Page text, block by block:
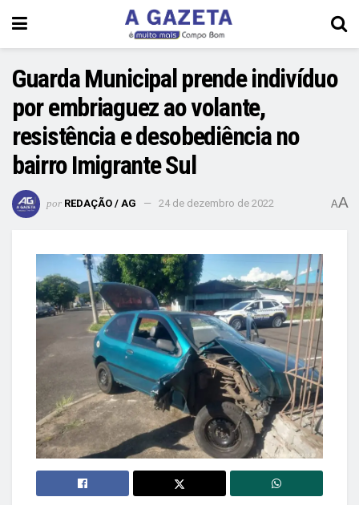
Guarda Municipal prende indivíduo
por embriaguez ao volante,
resistência e desobediência no
bairro Imigrante Sul
por REDAÇÃO / AG 24 de dezembro de 2022 AA